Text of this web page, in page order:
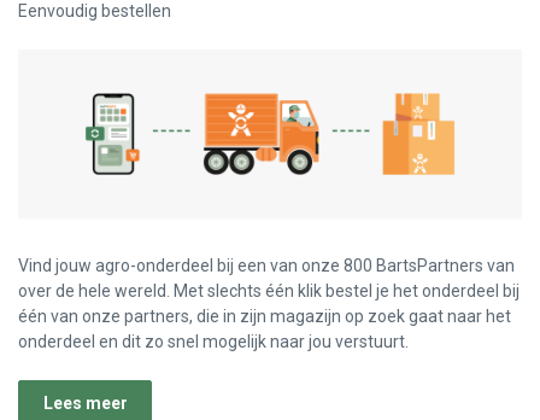
Eenvoudig bestellen
Vind jouw agro-onderdeel bij een van onze 800 BartsPartners van
over de hele wereld. Met slechts één klik bestel je het onderdeel bij
één van onze partners, die in zijn magazijn op zoek gaat naar het
onderdeel en dit zo snel mogelijk naar jou verstuurt.
Lees meer